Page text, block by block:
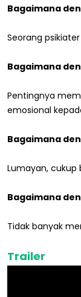
Bagaimana
Seorang
Bagaimana
Pentingnya
emosional
Bagaimana
Lumayan, cukup
Bagaimana
Tidak banyak
Trailer